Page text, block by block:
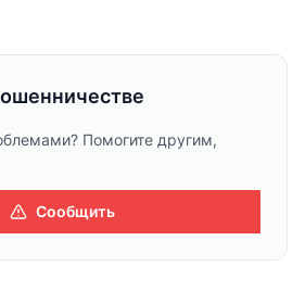
Помогите другим,
Сообщить